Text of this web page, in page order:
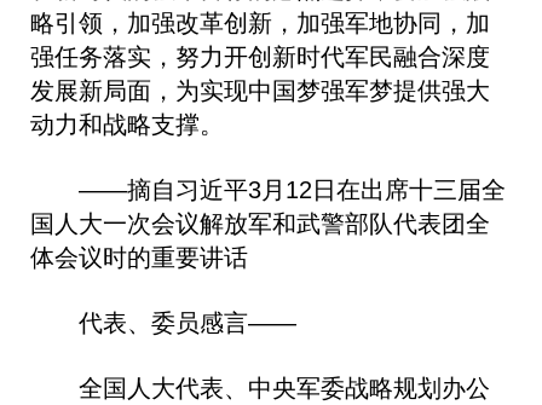
略引领，加强改革创新，加强军地协同，加
强任务落实，努力开创新时代军民融合深度
发展新局面，为实现中国梦强军梦提供强大
动力和战略支撑。
——摘自习近平3月12日在出席十三届全
国人大一次会议解放军和武警部队代表团全
体会议时的重要讲话
代表、委员感言——
全国人大代表、中央军委战略规划办公